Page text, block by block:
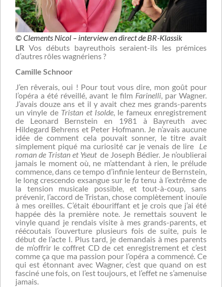
© Clements Nicol – interview en direct de BR-Klassik
LR Vos débuts bayreuthois seraient-ils les prémices
d’autres rôles wagnériens ?
Camille Schnoor
J’en rêverais, oui ! Pour tout vous dire, mon goût pour
l’opéra a été réveillé, avant le film Farinelli, par Wagner.
J’avais douze ans et il y avait chez mes grands-parents
un vinyle de Tristan et Isolde, le fameux enregistrement
de Leonard Bernstein en 1981 à Bayreuth avec
Hildegard Behrens et Peter Hofmann. Je n’avais aucune
idée de comment cela pouvait sonner, le titre avait
simplement piqué ma curiosité car je venais de lire Le
roman de Tristan et Yseutde Joseph Bédier. Je n’oublierai
jamais le moment où, ne m’attendant à rien, le prélude
commence, dans ce tempo d’infinie lenteur de Bernstein,
le long crescendo exsangue sur lefa tenu à l’extrême de
la tension musicale possible, et tout-à-coup, sans
prévenir, l’accord de Tristan, chose complètement inouïe
à mes oreilles. C’était ébouriffant et je crois que j’ai été
happée dès la première note. Je remettais souvent le
vinyle quand je rendais visite à mes grands-parents, et
réécoutais l’ouverture plusieurs fois de suite, puis le
début de l’acte I. Plus tard, je demandais à mes parents
de m’offrir le coffret CD de cet enregistrement et c’est
comme ça que ma passion pour l’opéra a commencé. Ce
qui est étonnant avec Wagner, c’est que quand on est
fasciné une fois, on l’est toujours, et l’effet ne s’amenuise
jamais.